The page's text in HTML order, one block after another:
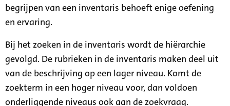
begrijpen van een inventaris behoeft enige oefening
en ervaring.
Bij het zoeken in de inventaris wordt de hiërarchie
gevolgd. De rubrieken in de inventaris maken deel uit
van de beschrijving op een lager niveau. Komt de
zoekterm in een hoger niveau voor, dan voldoen
onderliggende niveaus ook aan de zoekvraag.